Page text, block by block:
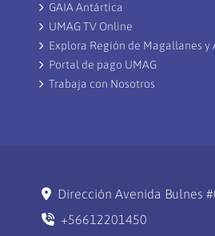
GAIA Antártica
UMAG TV Online
Explora Región de Magallanes
Portal de pago UMAG
Trabaja con Nosotros
Dirección Avenida Bulnes
+56612201450